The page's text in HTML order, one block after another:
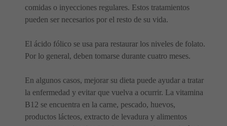
comidas o inyecciones regulares. Estos tratamientos
pueden ser necesarios por el resto de su vida.
El ácido fólico se usa para restaurar los niveles de folato.
Por lo general, deben tomarse durante cuatro meses.
En algunos casos, mejorar su dieta puede ayudar a tratar
la enfermedad y evitar que vuelva a ocurrir. La vitamina
B12 se encuentra en la carne, pescado, huevos,
productos lácteos, extracto de levadura y alimentos